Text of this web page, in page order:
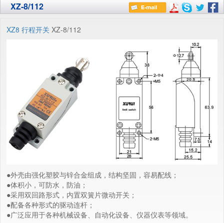
XZ-8/112
XZ8 行程开关 XZ-8/112
●外壳由强化塑胶与锌合金组成，结构坚固，容易配线；
●体积小，可防水，防油；
●采用双回路形式，内置双簧片微动开关；
●配备各种形式的驱动连杆；
●广泛应用于各种机械设备、自动化设备、仪器仪表等领域。